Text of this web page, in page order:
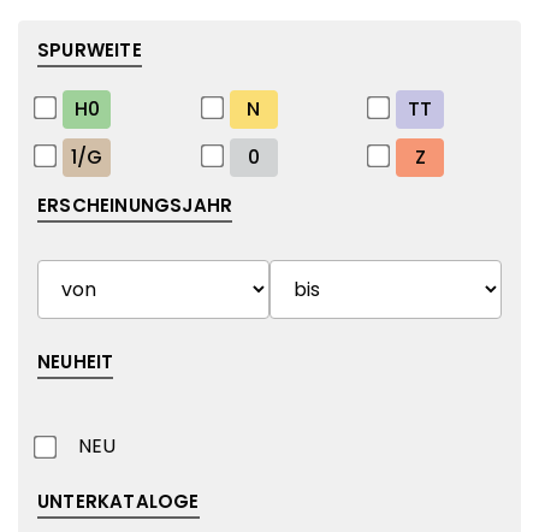
SPURWEITE
H0 N
TT
1/G
0 Z
ERSCHEINUNGSJAHR
NEUHEIT
NEU
UNTERKATALOGE